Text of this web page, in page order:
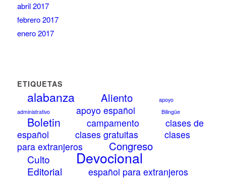
abril 2017
febrero 2017
enero 2017
ETIQUETAS
alabanza Aliento
apoyo
administrativo
apoyo español Bilingüe
Boletin campamento
clases de
español
clases gratuitas
clases
para extranjeros
Congreso
Culto Devocional
Editorial español para extranjeros